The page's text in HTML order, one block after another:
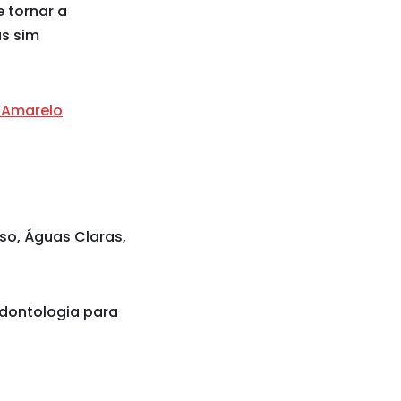
tornar a
sim
Águas Claras,
para